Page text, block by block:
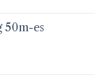
50m-es